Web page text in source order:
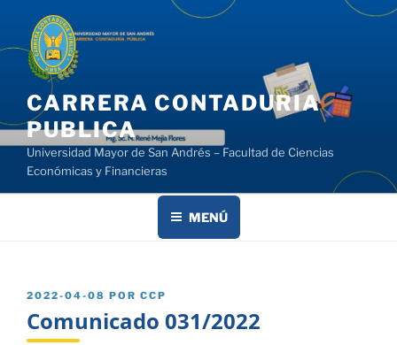
contenido
CARRERA CONTADURIA
PUBLICA
Universidad Mayor de San Andrés – Facultad de Ciencias
Económicas y Financieras
MENÚ
PUBLICADO
2022-04-08 POR CCP
Comunicado 031/2022